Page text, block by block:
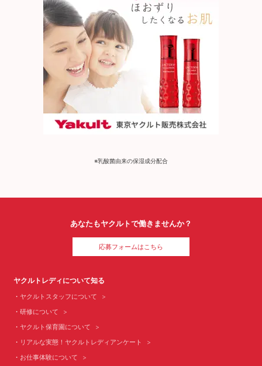
※乳酸菌由来の保湿成分配合
あなたもヤクルトで働きませんか？
応募フォームはこちら
ヤクルトレディについて知る
ヤクルトスタッフについて
研修について
ヤクルト保育園について
リアルな実態！ヤクルトレディアンケート
お仕事体験について